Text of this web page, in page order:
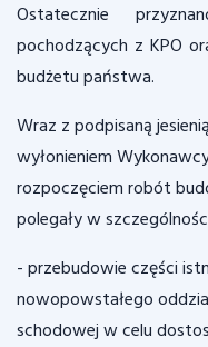
Ostatecznie
pochodzących z KPO
budżetu państwa.
Wraz z podpisaną
wyłonieniem
rozpoczęciem robót
polegały w
- przebudowie części
nowopowstałego
schodowej w celu